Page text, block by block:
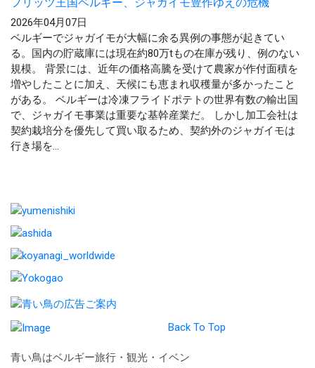
フリッツ王国ベルギー、ジャガイモ豊作ゆえの危機
2026年04月07日
ベルギーでジャガイモが大幅に余る異例の事態が起きてい
る。国内の貯蔵庫には現在約80万tもの在庫が残り、例のない
規模。 背景には、近年の価格高騰を受けて農家が作付面積を
増やしたことに加え、天候にも恵まれ収穫量が多かったこと
がある。 ベルギーは冷凍フライドポテトの世界有数の輸出国
で、ジャガイモ事業は重要な基幹産業だ。 しかし加工会社は
契約栽培分を優先して買い取るため、契約外のジャガイモは
行き場を...
Back To Top
青い鳥はベルギー旅行・観光・イベン